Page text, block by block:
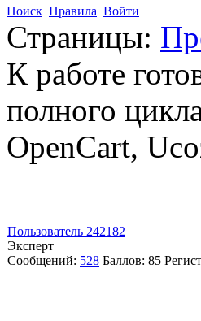
Поиск Правила Войти
Страницы:
К работе
полного
OpenCart,
Пользователь 242182
Эксперт
Сообщений: 528 Баллов: 85